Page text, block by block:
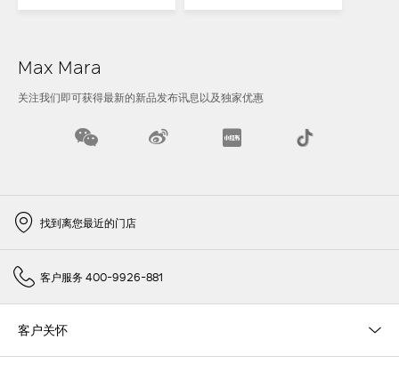
Max Mara
关注我们即可获得最新的新品发布讯息以及独家优惠
找到离您最近的门店
客户服务 400-9926-881
客户关怀